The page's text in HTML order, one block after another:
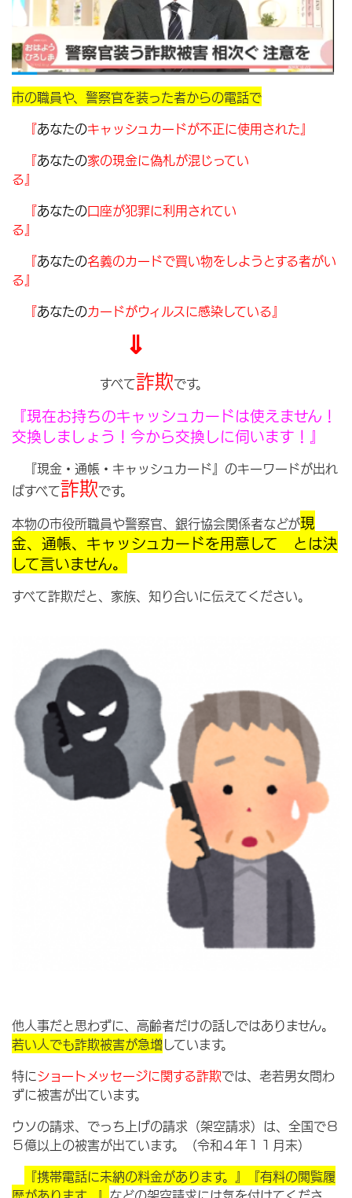
市の職員や、警察官を装った者からの電話で
『あなたのキャッシュカードが不正に使用された』
『あなたの家の現金に偽札が混じってい
る』
『あなたの口座が犯罪に利用されてい
る』
『あなたの名義のカードで買い物をしようとする者がい
る』
『あなたのカードがウィルスに感染している』
⇓
すべて詐欺です。
『現在お持ちのキャッシュカードは使えません！
交換しましょう！今から交換しに伺います！』
『現金・通帳・キャッシュカード』のキーワードが出れ
ばすべて詐欺です。
本物の市役所職員や警察官、銀行協会関係者などが現
金、通帳、キャッシュカードを用意して とは決
して言いません。
すべて詐欺だと、家族、知り合いに伝えてください。
他人事だと思わずに、高齢者だけの話しではありません。
若い人でも詐欺被害が急増しています。
特にショートメッセージに関する詐欺では、老若男女問わ
ずに被害が出ています。
ウソの請求、でっち上げの請求（架空請求）は、全国で８
５億以上の被害が出ています。（令和４年１１月末）
『携帯電話に未納の料金があります。』『有料の閲覧履